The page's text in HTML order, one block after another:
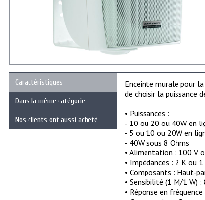
Caractéristiques
Dans la même catégorie
Nos clients ont aussi acheté
Enceinte murale pour
de choisir la puissance
• Puissances :
- 10 ou 20 ou 40W en
- 5 ou 10 ou 20W en
- 40W sous 8 Ohms
• Alimentation : 100 V
• Impédances : 2 K ou
• Composants : Haut-
• Sensibilité (1 M/1 W) :
• Réponse en